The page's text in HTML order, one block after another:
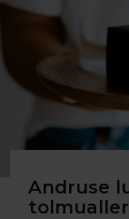
Andruse